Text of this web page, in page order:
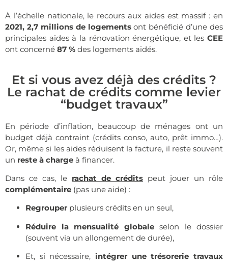
À l’échelle nationale, le recours aux aides est massif : en
2021, 2,7 millions de logementsont bénéficié d’une des
principales aides à la rénovation énergétique, et les CEE
ont concerné 87 % des logements aidés.
Et si vous avez déjà des crédits ?
Le rachat de crédits comme levier
“budget travaux”
En période d’inflation, beaucoup de ménages ont un
budget déjà contraint (crédits conso, auto, prêt immo…).
Or, même si les aides réduisent la facture, il reste souvent
un reste à charge à financer.
Dans ce cas, le rachat de crédits peut jouer un rôle
complémentaire (pas une aide) :
Regrouper plusieurs crédits en un seul,
Réduire la mensualité globaleselon le dossier
(souvent via un allongement de durée),
Et, si nécessaire, intégrer une trésorerie travaux